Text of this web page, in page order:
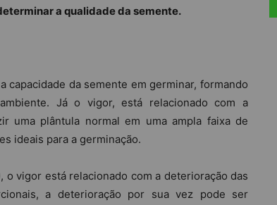
a qualidade da semente.
capacidade da semente em germinar, formando
Já o vigor, está relacionado com a
uma plântula normal em uma ampla faixa de
ideais para a germinação.
o vigor está relacionado com a deterioração das
a deterioração por sua vez pode ser